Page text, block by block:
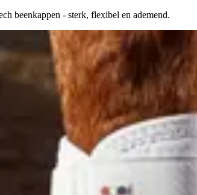
beenkappen - sterk, flexibel en ademend.